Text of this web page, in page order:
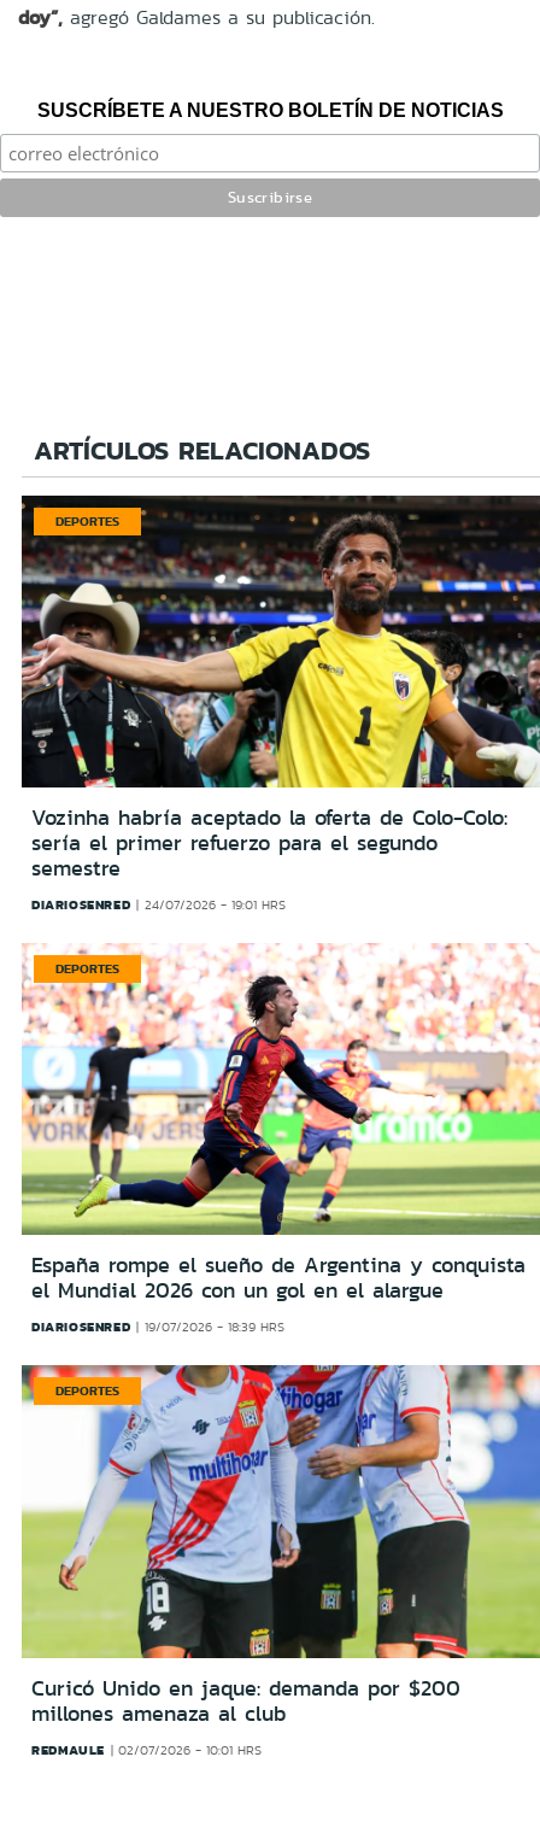
doy”, agregó Galdames a su publicación.
SUSCRÍBETE A NUESTRO BOLETÍN DE NOTICIAS
ARTÍCULOS RELACIONADOS
DEPORTES
Vozinha habría aceptado la oferta de Colo-Colo:
sería el primer refuerzo para el segundo
semestre
DIARIOSENRED 24/07/2026 - 19:01 HRS
DEPORTES
España rompe el sueño de Argentina y conquista
el Mundial 2026 con un gol en el alargue
DIARIOSENRED 19/07/2026 - 18:39 HRS
DEPORTES
Curicó Unido en jaque: demanda por $200
millones amenaza al club
REDMAULE 02/07/2026 - 10:01 HRS